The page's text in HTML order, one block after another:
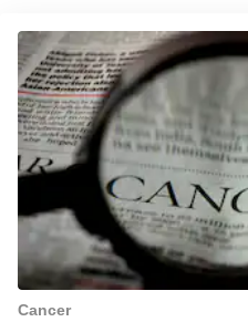
Cancer